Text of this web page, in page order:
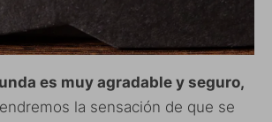
es muy agradable y seguro,
la sensación de que se